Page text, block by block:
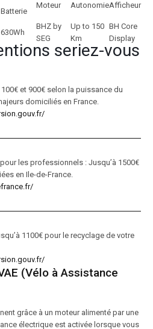
Batterie
630Wh
Moteur
BHZ by
SEG
Autonomie
Up to 150
Km
Afficheur
BH Core
Display
seriez-vous
et 900€ selon la puissance du
domiciliés en France.
les professionnels : Jusqu’à 1500€
en Ile-de-France.
1100€ pour le recyclage de votre
(Vélo à Assistance
grâce à un moteur alimenté par une
électrique est activée lorsque vous